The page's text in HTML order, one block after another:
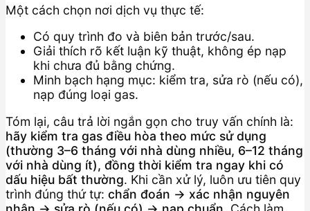
Một cách chọn nơi dịch vụ thực tế:
Có quy trình đo và biên bản trước/sau.
Giải thích rõ kết luận kỹ thuật, không ép nạp
khi chưa đủ bằng chứng.
Minh bạch hạng mục: kiểm tra, sửa rò (nếu có),
nạp đúng loại gas.
Tóm lại, câu trả lời ngắn gọn cho truy vấn chính là:
hãy kiểm tra gas điều hòa theo mức sử dụng
(thường 3–6 tháng với nhà dùng nhiều, 6–12 tháng
với nhà dùng ít), đồng thời kiểm tra ngay khi có
dấu hiệu bất thường. Khi cần xử lý, luôn ưu tiên quy
trình đúng thứ tự: chẩn đoán → xác nhận nguyên